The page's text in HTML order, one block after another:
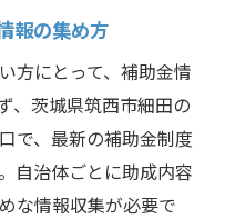
報の集め方
方にとって、補助金情
、茨城県筑西市細田の
で、最新の補助金制度
自治体ごとに助成内容
な情報収集が必要で